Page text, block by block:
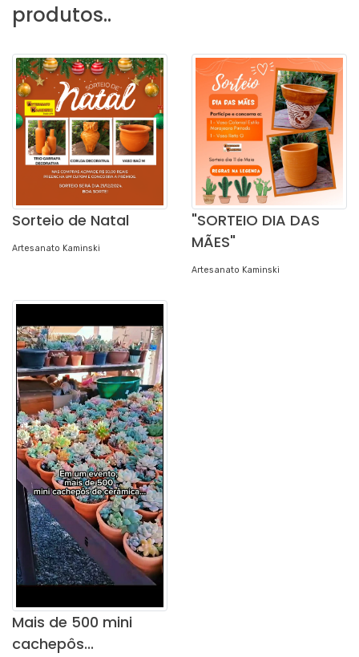
produtos..
Sorteio de Natal
Artesanato Kaminski
"SORTEIO DIA DAS
MÃES"
Artesanato Kaminski
Mais de 500 mini
cachepôs...